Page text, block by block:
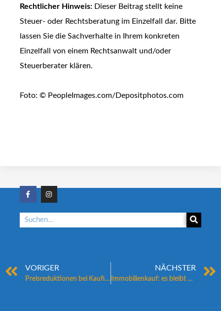
Rechtlicher Hinweis: Dieser Beitrag stellt keine
Steuer- oder Rechtsberatung im Einzelfall dar. Bitte
lassen Sie die Sachverhalte in Ihrem konkreten
Einzelfall von einem Rechtsanwalt und/oder
Steuerberater klären.
Foto: © PeopleImages.com/Depositphotos.com
VORIGER
Preisreduktionen bei Kaufimmobilien: Ist die Talsohle schon erreicht?
NÄCHSTER
Immobilienkauf: es bleibt Bewegung in der Sache